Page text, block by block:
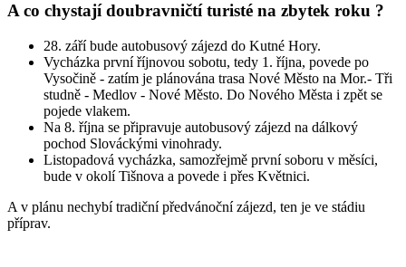
A co chystají doubravničtí turisté na zbytek roku ?
28. září bude autobusový zájezd do Kutné Hory.
Vycházka první říjnovou sobotu, tedy 1. října, povede po
Vysočině - zatím je plánována trasa Nové Město na Mor.- Tři
studně - Medlov - Nové Město. Do Nového Města i zpět se
pojede vlakem.
Na 8. října se připravuje autobusový zájezd na dálkový
pochod Slováckými vinohrady.
Listopadová vycházka, samozřejmě první soboru v měsíci,
bude v okolí Tišnova a povede i přes Květnici.
A v plánu nechybí tradiční předvánoční zájezd, ten je ve stádiu
příprav.